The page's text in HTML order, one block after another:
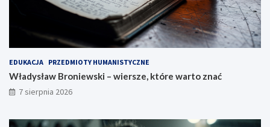
EDUKACJA PRZEDMIOTY HUMANISTYCZNE
Władysław Broniewski – wiersze, które warto znać
7 sierpnia 2026